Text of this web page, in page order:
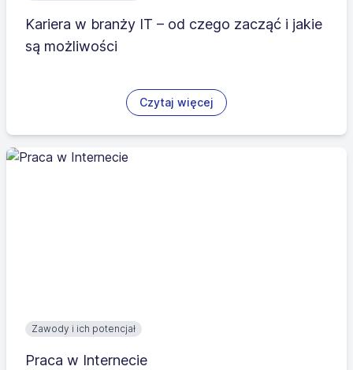
Kariera w branży IT – od czego zacząć i jakie
są możliwości
Czytaj więcej
Zawody i ich potencjał
Praca w Internecie